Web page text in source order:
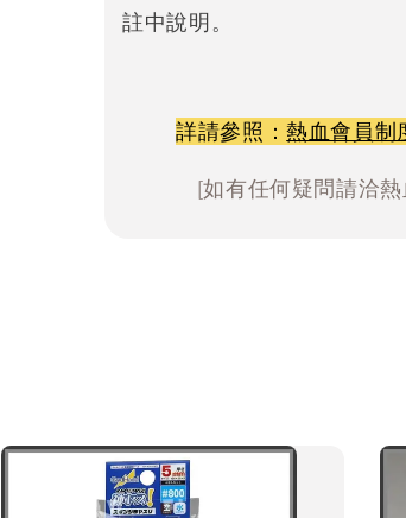
註中說明。
詳請參照：熱血會員制
[如有任何疑問請洽